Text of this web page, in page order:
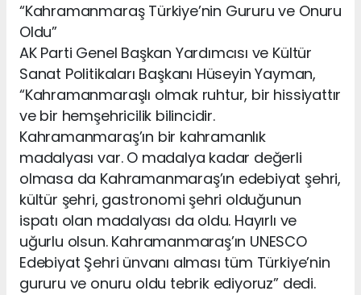
“Kahramanmaraş Türkiye’nin Gururu ve Onuru
Oldu”
AK Parti Genel Başkan Yardımcısı ve Kültür
Sanat Politikaları Başkanı Hüseyin Yayman,
“Kahramanmaraşlı olmak ruhtur, bir hissiyattır
ve bir hemşehricilik bilincidir.
Kahramanmaraş’ın bir kahramanlık
madalyası var. O madalya kadar değerli
olmasa da Kahramanmaraş’ın edebiyat şehri,
kültür şehri, gastronomi şehri olduğunun
ispatı olan madalyası da oldu. Hayırlı ve
uğurlu olsun. Kahramanmaraş’ın UNESCO
Edebiyat Şehri ünvanı alması tüm Türkiye’nin
gururu ve onuru oldu tebrik ediyoruz” dedi.